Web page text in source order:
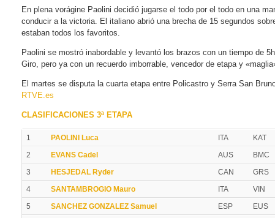
En plena vorágine Paolini decidió jugarse el todo por el todo en una
conducir a la victoria. El italiano abrió una brecha de 15 segundos
estaban todos los favoritos.
Paolini se mostró inabordable y levantó los brazos con un tiempo de
Giro, pero ya con un recuerdo imborrable, vencedor de etapa y
El martes se disputa la cuarta etapa entre Policastro y Serra San
RTVE.es
CLASIFICACIONES 3ª ETAPA
1 PAOLINI Luca ITA KAT
2
EVANS Cadel AUS BMC
3
HESJEDAL Ryder CAN GRS
4
SANTAMBROGIO Mauro ITA VIN
5
SANCHEZ GONZALEZ Samuel ESP EUS